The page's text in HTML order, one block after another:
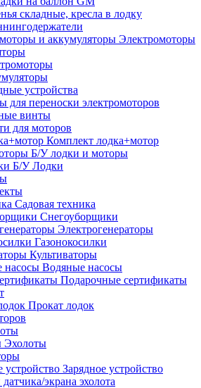
складные, кресла в лодку
Электромоторы
устройства
для переноски электромоторов
винты
для моторов
Комплект лодка+мотор
Б/У лодки и моторы
Б/У Лодки
Садовая техника
Снегоуборщики
Электрогенераторы
Газонокосилки
Культиваторы
Водяные насосы
Подарочные сертификаты
Прокат лодок
Эхолоты
Зарядное устройство
экрана эхолота